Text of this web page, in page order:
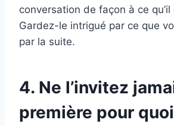
conversation de façon à ce
Gardez-le intrigué par ce que
par la suite.
4. Ne l’invitez
première pour